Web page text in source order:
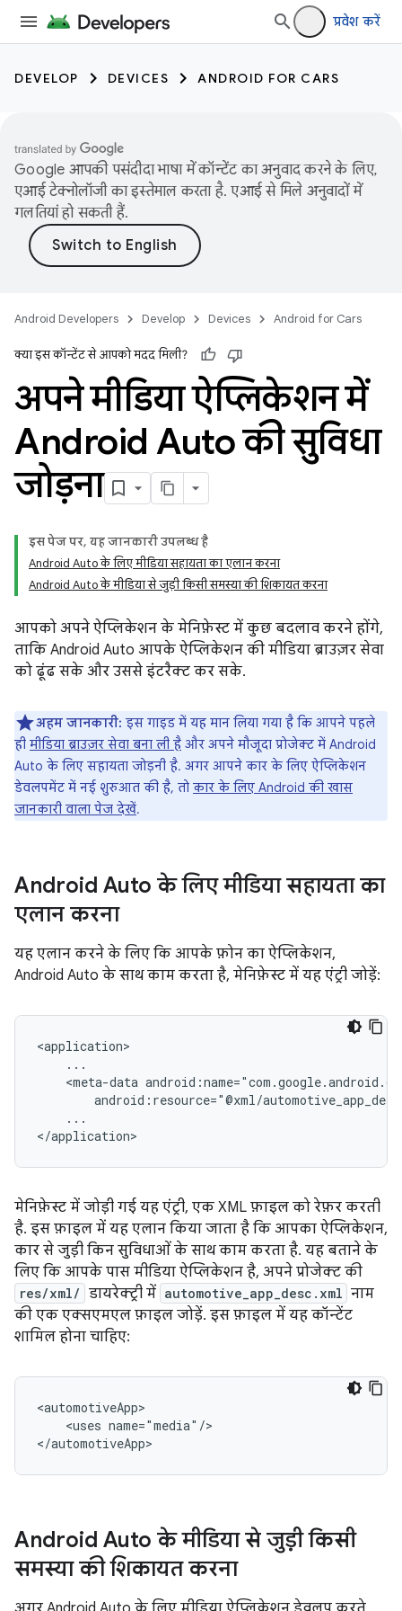
प्रवेश करें
DEVELOP DEVICES ANDROID FOR CARS
Google आपकी पसंदीदा भाषा में कॉन्टेंट का अनुवाद करने के लिए,
एआई टेक्नोलॉजी का इस्तेमाल करता है. एआई से मिले अनुवादों में
गलतियां हो सकती हैं.
Android Developers Develop Devices Android for Cars
क्या इस कॉन्टेंट से आपको मदद मिली?
अपने मीडिया ऐप्लिकेशन में
Android Auto की सुविधा
जोड़ना
इस पेज पर, यह जानकारी उपलब्ध है
Android Auto के लिए मीडिया सहायता का एलान करना
Android Auto के मीडिया से जुड़ी किसी समस्या की शिकायत करना
आपको अपने ऐप्लिकेशन के मेनिफ़ेस्ट में कुछ बदलाव करने होंगे,
ताकि Android Auto आपके ऐप्लिकेशन की मीडिया ब्राउज़र सेवा
को ढूंढ सके और उससे इंटरैक्ट कर सके.
अहम जानकारी: इस गाइड में यह मान लिया गया है कि आपने पहले
ही मीडिया ब्राउज़र सेवा बना ली है और अपने मौजूदा प्रोजेक्ट में Android
Auto के लिए सहायता जोड़नी है. अगर आपने कार के लिए ऐप्लिकेशन
डेवलपमेंट में नई शुरुआत की है, तो कार के लिए Android की खास
जानकारी वाला पेज देखें.
Android Auto के लिए मीडिया सहायता का
एलान करना
यह एलान करने के लिए कि आपके फ़ोन का ऐप्लिकेशन,
Android Auto के साथ काम करता है, मेनिफ़ेस्ट में यह एंट्री जोड़ें:
<meta-data
...
मेनिफ़ेस्ट में जोड़ी गई यह एंट्री, एक XML फ़ाइल को रेफ़र करती
है. इस फ़ाइल में यह एलान किया जाता है कि आपका ऐप्लिकेशन,
कार से जुड़ी किन सुविधाओं के साथ काम करता है. यह बताने के
लिए कि आपके पास मीडिया ऐप्लिकेशन है, अपने प्रोजेक्ट की
res/xml/ डायरेक्ट्री में automotive_app_desc.xml नाम
की एक एक्सएमएल फ़ाइल जोड़ें. इस फ़ाइल में यह कॉन्टेंट
शामिल होना चाहिए:
<uses name="media"/>
Android Auto के मीडिया से जुड़ी किसी
समस्या की शिकायत करना